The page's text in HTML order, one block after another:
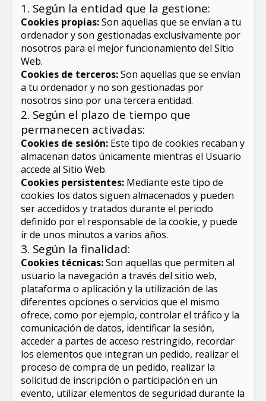
1. Según la entidad que la gestione:
Cookies propias:Son aquellas que se envían a tu
ordenador y son gestionadas exclusivamente por
nosotros para el mejor funcionamiento del Sitio
Web.
Cookies de terceros:Son aquellas que se envían
a tu ordenador y no son gestionadas por
nosotros sino por una tercera entidad.
2. Según el plazo de tiempo que
permanecen activadas:
Cookies de sesión: Este tipo de cookies recaban y
almacenan datos únicamente mientras el Usuario
accede al Sitio Web.
Cookies persistentes: Mediante este tipo de
cookies los datos siguen almacenados y pueden
ser accedidos y tratados durante el periodo
definido por el responsable de la cookie, y puede
ir de unos minutos a varios años.
3. Según la finalidad:
Cookies técnicas:Son aquellas que permiten al
usuario la navegación a través del sitio web,
plataforma o aplicación y la utilización de las
diferentes opciones o servicios que el mismo
ofrece, como por ejemplo, controlar el tráfico y la
comunicación de datos, identificar la sesión,
acceder a partes de acceso restringido, recordar
los elementos que integran un pedido, realizar el
proceso de compra de un pedido, realizar la
solicitud de inscripción o participación en un
evento, utilizar elementos de seguridad durante la